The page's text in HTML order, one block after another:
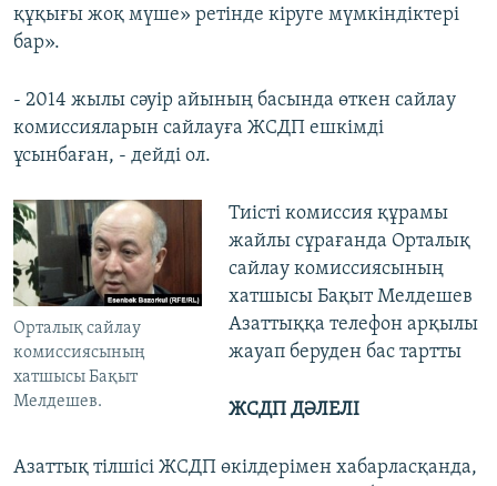
құқығы жоқ мүше» ретінде кіруге мүмкіндіктері
бар».
- 2014 жылы сәуір айының басында өткен сайлау
комиссияларын сайлауға ЖСДП ешкімді
ұсынбаған, - дейді ол.
Орталық сайлау
комиссиясының
хатшысы Бақыт
Мелдешев.
Тиісті комиссия құрамы
жайлы сұрағанда Орталық
сайлау комиссиясының
хатшысы Бақыт Мелдешев
Азаттыққа телефон арқылы
жауап беруден бас тартты
ЖСДП ДӘЛЕЛІ
Азаттық тілшісі ЖСДП өкілдерімен хабарласқанда,